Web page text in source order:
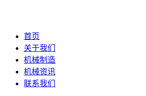
首页
关于我们
机械制造
机械资讯
联系我们